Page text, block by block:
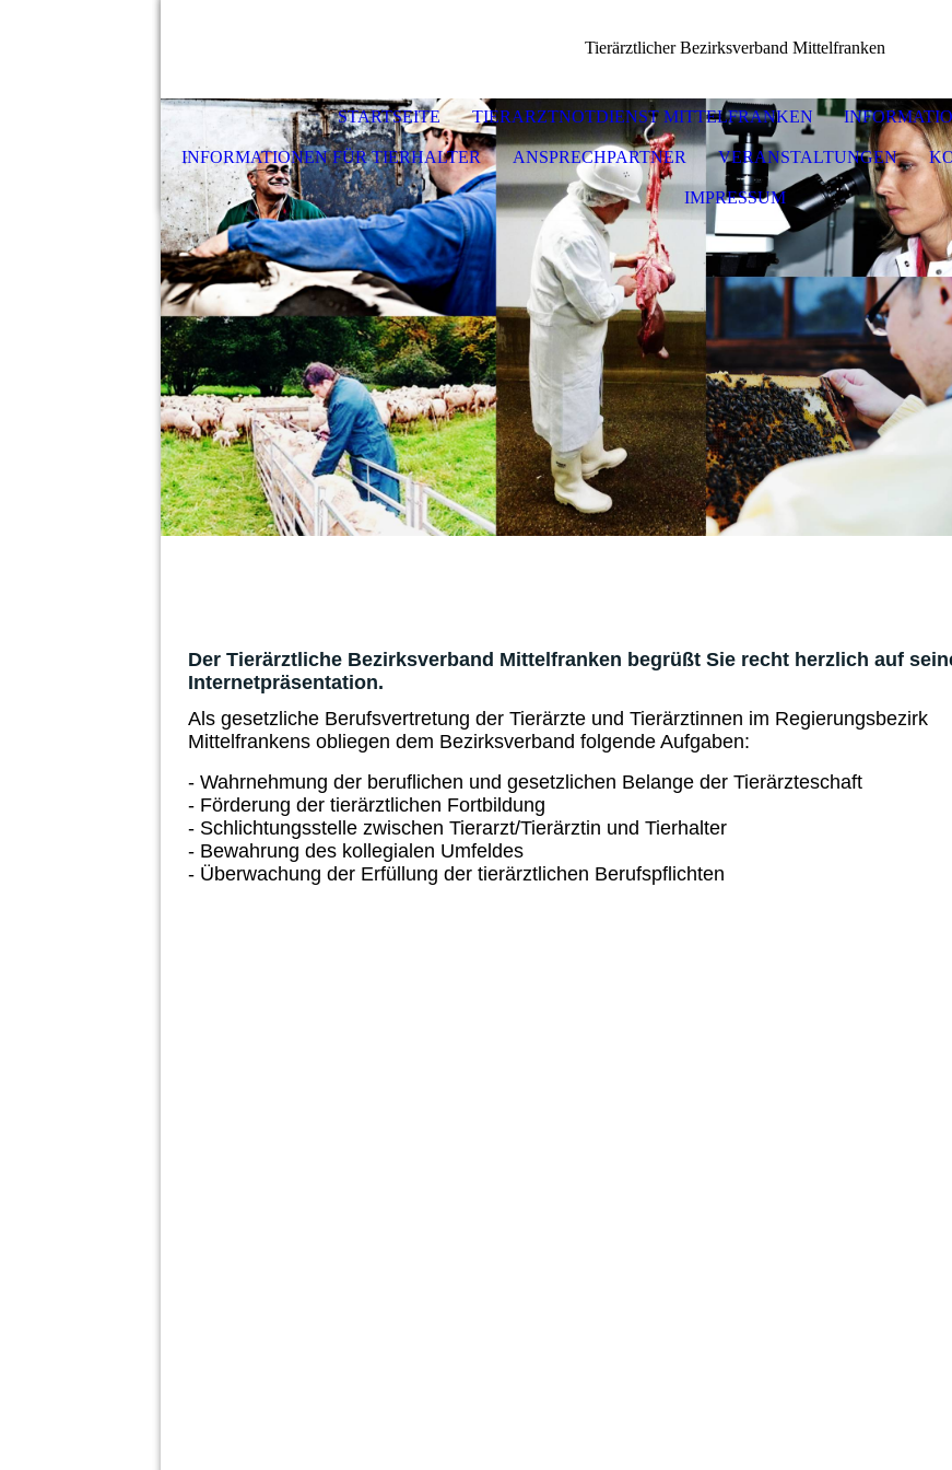
Tierärztlicher Bezirksverband Mittelfranken
STARTSEITE TIERARZTNOTDIENST MITTELFRANKEN
INFORMATIONEN FÜR TIERHALTER ANSPRECHPARTNER VERANSTALTUNGEN
IMPRESSUM
Der Tierärztliche Bezirksverband Mittelfranken begrüßt Sie recht herzlich auf
Internetpräsentation.
Als gesetzliche Berufsvertretung der Tierärzte und Tierärztinnen im Regierungsbezirk
Mittelfrankens obliegen dem Bezirksverband folgende Aufgaben:
- Wahrnehmung der beruflichen und gesetzlichen Belange der Tierärzteschaft
- Förderung der tierärztlichen Fortbildung
- Schlichtungsstelle zwischen Tierarzt/Tierärztin und Tierhalter
- Bewahrung des kollegialen Umfeldes
- Überwachung der Erfüllung der tierärztlichen Berufspflichten